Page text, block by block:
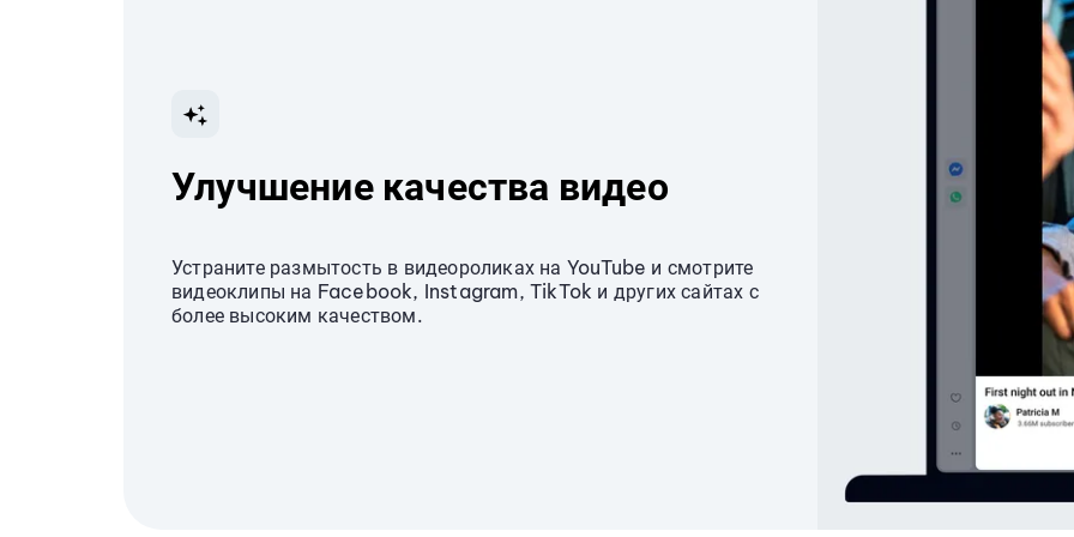
Улучшение качества видео
Устраните размытость в видеороликах на YouTube и смотрите
видеоклипы на Facebook, Instagram, TikTok и других сайтах с
более высоким качеством.